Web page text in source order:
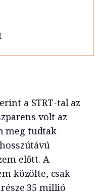
a STRT-tal az
volt az
meg tudtak
előtt. A
közölte, csak
35 millió